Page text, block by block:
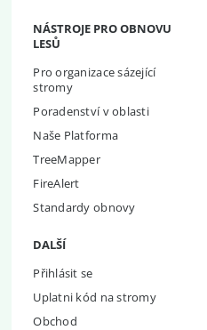
NÁSTROJE PRO OBNOVU
LESŮ
Pro organizace sázející
stromy
Poradenství v oblasti
Naše Platforma
TreeMapper
FireAlert
Standardy obnovy
DALŠÍ
Přihlásit se
Uplatni kód na stromy
Obchod